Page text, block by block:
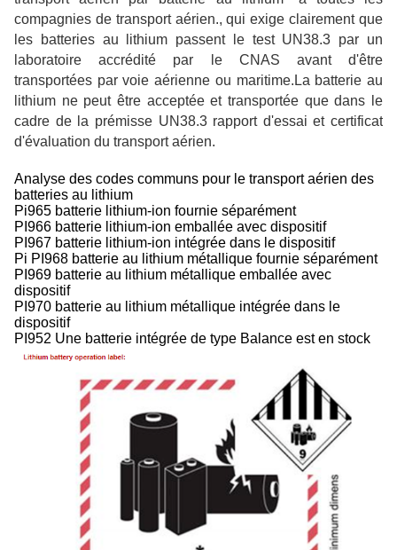
compagnies de transport aérien., qui exige clairement que
les batteries au lithium passent le test UN38.3 par un
laboratoire accrédité par le CNAS avant d'être
transportées par voie aérienne ou maritime.La batterie au
lithium ne peut être acceptée et transportée que dans le
cadre de la prémisse UN38.3 rapport d'essai et certificat
d'évaluation du transport aérien.
Analyse des codes communs pour le transport aérien des
batteries au lithium
Pi965 batterie lithium-ion fournie séparément
PI966 batterie lithium-ion emballée avec dispositif
PI967 batterie lithium-ion intégrée dans le dispositif
Pi PI968 batterie au lithium métallique fournie séparément
PI969 batterie au lithium métallique emballée avec
dispositif
PI970 batterie au lithium métallique intégrée dans le
dispositif
PI952 Une batterie intégrée de type Balance est en stock